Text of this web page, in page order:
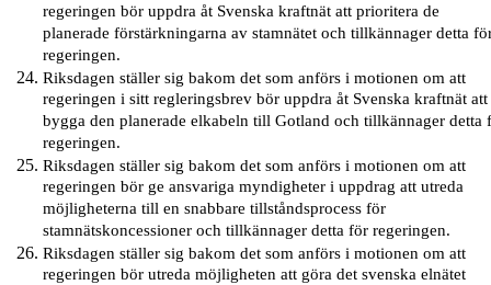
regeringen bör uppdra åt Svenska kraftnät att prioritera de
planerade förstärkningarna av stamnätet och tillkännager detta
regeringen.
Riksdagen ställer sig bakom det som anförs i motionen om att
regeringen i sitt regleringsbrev bör uppdra åt Svenska kraftnät att
bygga den planerade elkabeln till Gotland och tillkännager detta
regeringen.
Riksdagen ställer sig bakom det som anförs i motionen om att
regeringen bör ge ansvariga myndigheter i uppdrag att utreda
möjligheterna till en snabbare tillståndsprocess för
stamnätskoncessioner och tillkännager detta för regeringen.
Riksdagen ställer sig bakom det som anförs i motionen om att
regeringen bör utreda möjligheten att göra det svenska elnätet